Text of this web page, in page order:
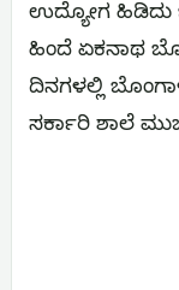
ಉದ್ಯೋಗ ಹಿಡಿದು
ಹಿಂದೆ ಏಕನಾಥ
ದಿನಗಳಲ್ಲಿ
ಸರ್ಕಾರಿ ಶಾಲೆ